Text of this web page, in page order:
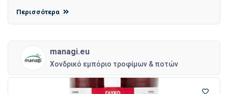
Περισσότερα
managi.eu
Χονδρικό εμπόριο τροφίμων & ποτών